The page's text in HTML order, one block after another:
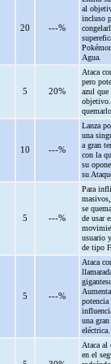
20 ---%
al
incluso
Agua.
5 20%
Ataca
pero
azul que
objetivo.
10 ---%
Lanza
una
a gran
con la
su
su
5 ---%
Para
se
de usar
usuario
de tipo
5 ---%
Ataca
potencia
una gran
eléctrica.
Ataca
en el